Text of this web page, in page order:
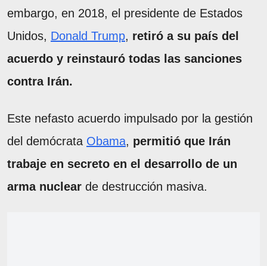
embargo, en 2018, el presidente de Estados
Unidos, Donald Trump, retiró a su país del
acuerdo y reinstauró todas las sanciones
contra Irán.
Este nefasto acuerdo impulsado por la gestión
del demócrata Obama, permitió que Irán
trabaje en secreto en el desarrollo de un
arma nuclear de destrucción masiva.